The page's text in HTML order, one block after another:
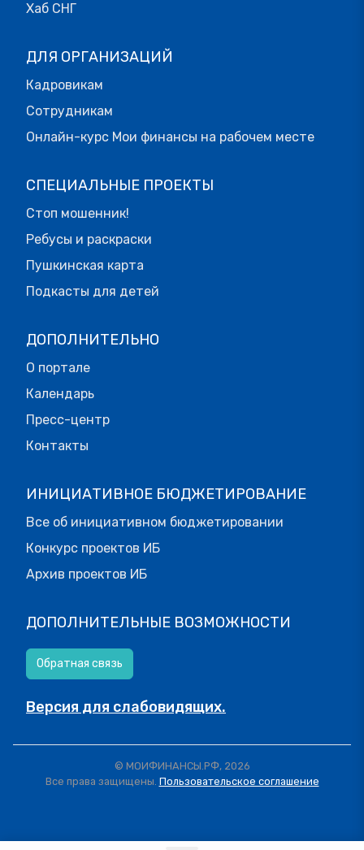
Хаб СНГ
ДЛЯ ОРГАНИЗАЦИЙ
Кадровикам
Сотрудникам
Онлайн-курс Мои финансы на рабочем месте
СПЕЦИАЛЬНЫЕ ПРОЕКТЫ
Стоп мошенник!
Ребусы и раскраски
Пушкинская карта
Подкасты для детей
ДОПОЛНИТЕЛЬНО
О портале
Календарь
Пресс-центр
Контакты
ИНИЦИАТИВНОЕ БЮДЖЕТИРОВАНИЕ
Все об инициативном бюджетировании
Конкурс проектов ИБ
Архив проектов ИБ
ДОПОЛНИТЕЛЬНЫЕ ВОЗМОЖНОСТИ
Обратная связь
Версия для слабовидящих.
© МОИФИНАНСЫ.РФ, 2026
Все права защищены. Пользовательское соглашение